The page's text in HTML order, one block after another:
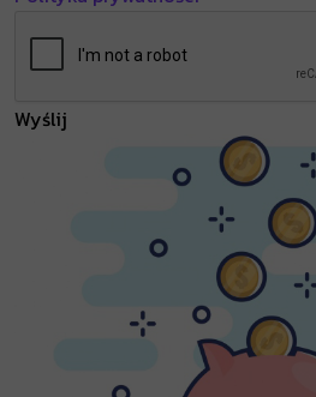
Wyślij